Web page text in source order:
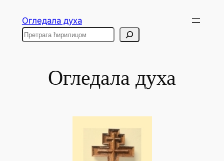
content
Огледала духа
Search
Огледала духа